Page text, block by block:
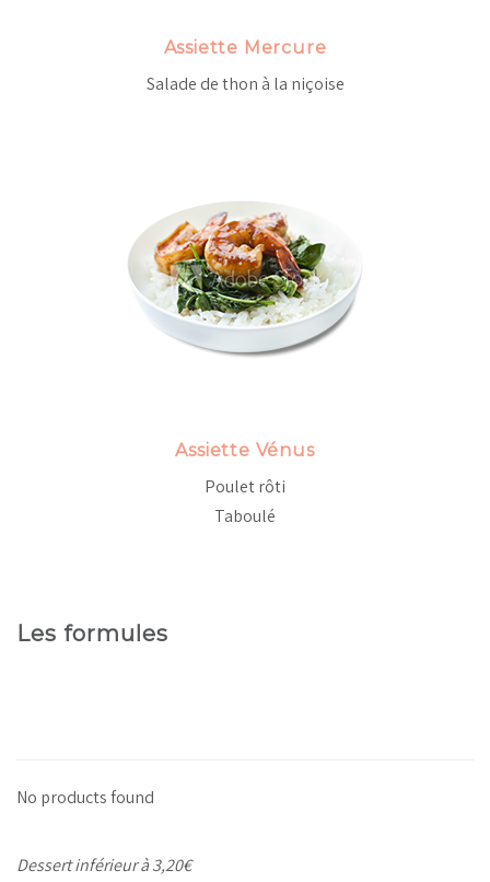
Assiette Mercure
Salade de thon à la niçoise
Assiette Vénus
Poulet rôti
Taboulé
Les formules
No products found
Dessert inférieur à 3,20€